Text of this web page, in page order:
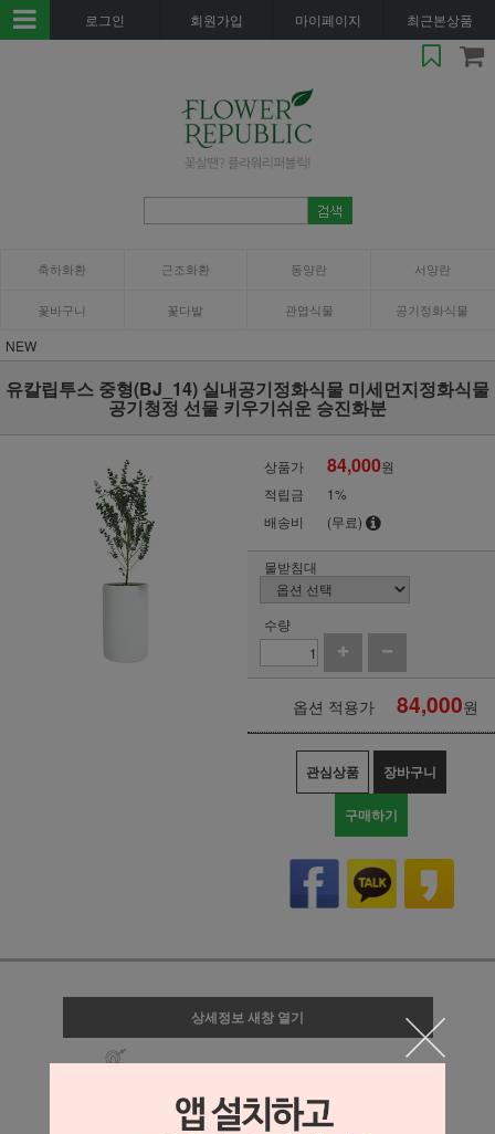
로그인 회원가입 마이페이지 최근본상품
축하화환 근조화환 동양란 서양란
꽃바구니 꽃다발 관엽식물 공기정화식물
NEW
유칼립투스 중형(BJ_14) 실내공기정화식물 미세먼지정화식물
공기청정 선물 키우기쉬운 승진화분
상품가 84,000원
적립금
1%
배송비
(무료)
물받침대
수량
옵션 적용가 84,000원
관심상품 장바구니
구매하기
상세정보 새창 열기